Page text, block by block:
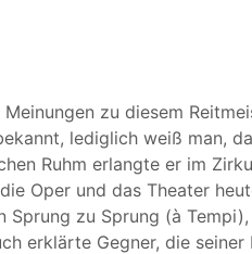
zu diesem
lediglich weiß man,
Ruhm erlangte er im
Oper und das Theater
zu Sprung (à
erklärte Gegner, die seiner